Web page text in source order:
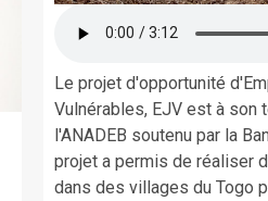
Le projet d'opportunité
Vulnérables, EJV est à son
l'ANADEB soutenu par la
projet a permis de réaliser
dans des villages du Togo